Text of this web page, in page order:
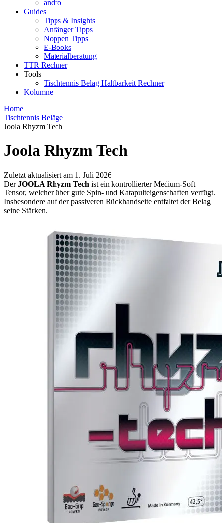
andro
Guides
Tipps & Insights
Anfänger Tipps
Noppen Tipps
E-Books
Materialberatung
TTR Rechner
Tools
Tischtennis Belag Haltbarkeit Rechner
Kolumne
Home
Tischtennis Beläge
Joola Rhyzm Tech
Joola Rhyzm Tech
Zuletzt aktualisiert am 1. Juli 2026
DerJOOLA Rhyzm Tech ist ein kontrollierter Medium-Soft
Tensor, welcher über gute Spin- und Katapulteigenschaften verfügt.
Insbesondere auf der passiveren Rückhandseite entfaltet der Belag
seine Stärken.